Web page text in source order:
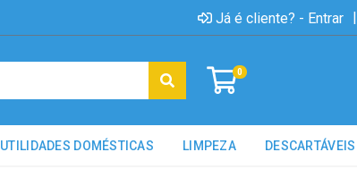
Já é cliente? - Entrar |
0
UTILIDADES DOMÉSTICAS LIMPEZA DESCARTÁVEIS